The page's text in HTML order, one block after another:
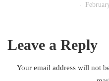
Leave a Reply
Your email address will not